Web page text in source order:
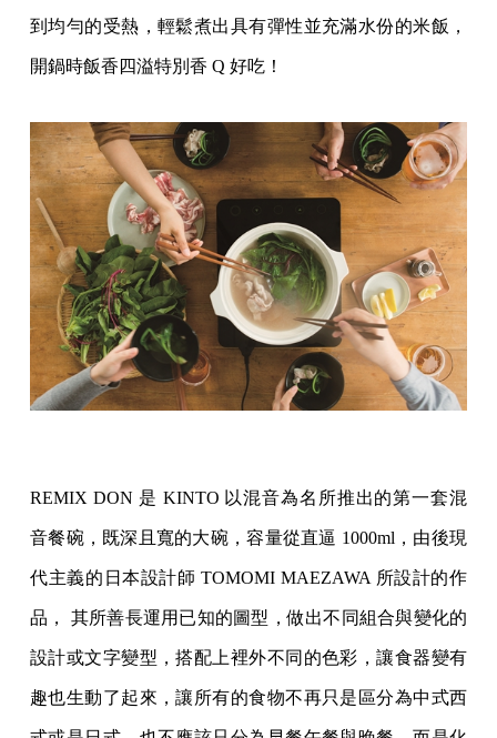
到均勻的受熱，輕鬆煮出具有彈性並充滿水份的米飯，
開鍋時飯香四溢特別香 Q 好吃！
REMIX DON 是 KINTO 以混音為名所推出的第一套混
音餐碗，既深且寬的大碗，容量從直逼 1000ml，由後現
代主義的日本設計師 TOMOMI MAEZAWA 所設計的作
品， 其所善長運用已知的圖型，做出不同組合與變化的
設計或文字變型，搭配上裡外不同的色彩，讓食器變有
趣也生動了起來，讓所有的食物不再只是區分為中式西